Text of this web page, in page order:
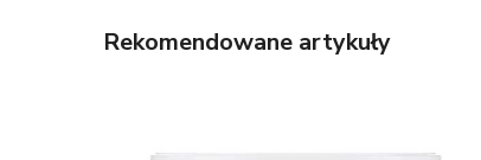
Rekomendowane artykuły